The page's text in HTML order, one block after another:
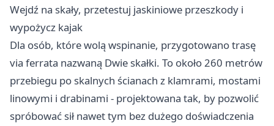
Wejdź na skały, przetestuj jaskiniowe przeszkody i
wypożycz kajak
Dla osób, które wolą wspinanie, przygotowano trasę
via ferrata nazwaną Dwie skałki. To około 260 metrów
przebiegu po skalnych ścianach z klamrami, mostami
linowymi i drabinami - projektowana tak, by pozwolić
spróbować sił nawet tym bez dużego doświadczenia